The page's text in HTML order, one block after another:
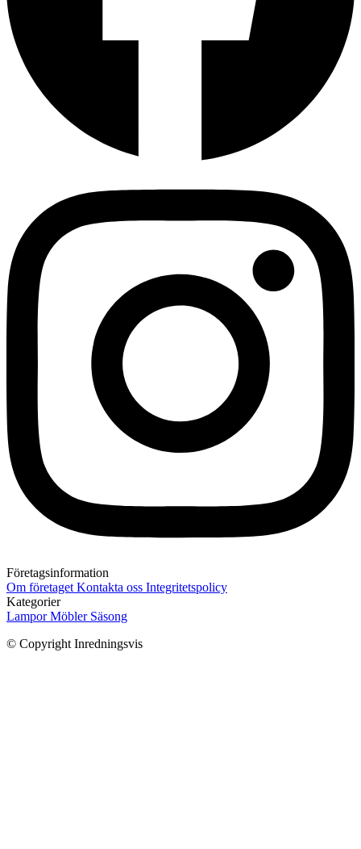
Företagsinformation
Om företaget Kontakta oss Integritetspolicy
Kategorier
LamporMöbler Säsong
© Copyright Inredningsvis